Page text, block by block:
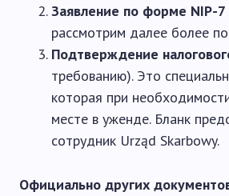
Заявление по форме NIP-7
рассмотрим далее более
Подтверждение
требованию). Это
которая при
месте в уженде. Бланк
сотрудник Urząd Skarbowy.
Официально других